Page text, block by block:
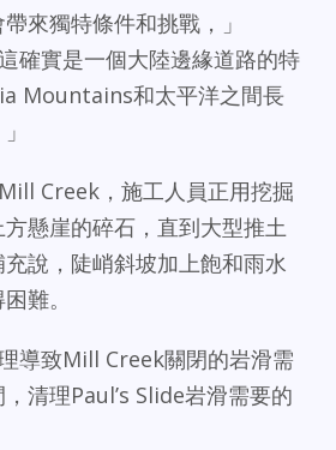
來獨特條件和挑戰，」
確實是一個大陸邊緣道路的特
Mountains和太平洋之間長
Creek，施工人員正用挖掘
懸崖的碎石，直到大型推土
說，陡峭斜坡加上飽和雨水
難。
導致Mill Creek關閉的岩滑需
清理Paul’s Slide岩滑需要的